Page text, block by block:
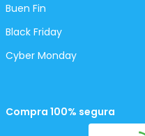
Buen Fin
Black Friday
Cyber Monday
Compra 100% segura